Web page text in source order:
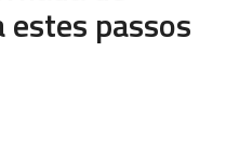
estes passos